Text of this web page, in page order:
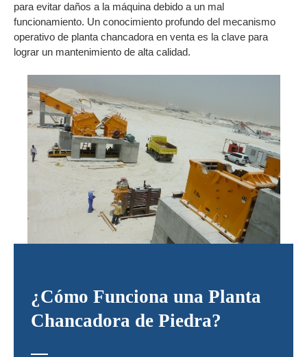
para evitar daños a la máquina debido a un mal
funcionamiento. Un conocimiento profundo del mecanismo
operativo de planta chancadora en venta es la clave para
lograr un mantenimiento de alta calidad.
¿Cómo Funciona una Planta
Chancadora de Piedra?